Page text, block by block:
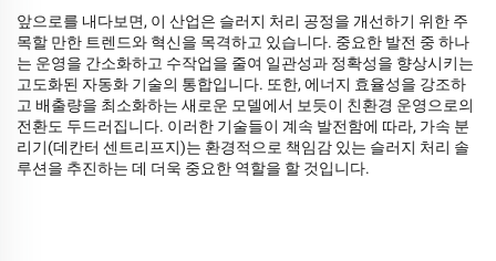
앞으로를 내다보면, 이 산업은 슬러지 처리 공정을 개선하기 위한 주
목할 만한 트렌드와 혁신을 목격하고 있습니다. 중요한 발전 중 하나
는 운영을 간소화하고 수작업을 줄여 일관성과 정확성을 향상시키는
고도화된 자동화 기술의 통합입니다. 또한, 에너지 효율성을 강조하
고 배출량을 최소화하는 새로운 모델에서 보듯이 친환경 운영으로의
전환도 두드러집니다. 이러한 기술들이 계속 발전함에 따라, 가속 분
리기(데칸터 센트리프지)는 환경적으로 책임감 있는 슬러지 처리 솔
루션을 추진하는 데 더욱 중요한 역할을 할 것입니다.